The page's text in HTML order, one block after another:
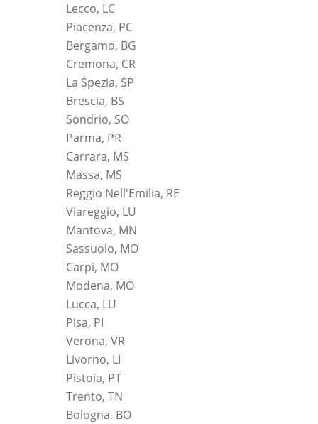
Lecco, LC
Piacenza, PC
Bergamo, BG
Cremona, CR
La Spezia, SP
Brescia, BS
Sondrio, SO
Parma, PR
Carrara, MS
Massa, MS
Reggio Nell'Emilia, RE
Viareggio, LU
Mantova, MN
Sassuolo, MO
Carpi, MO
Modena, MO
Lucca, LU
Pisa, PI
Verona, VR
Livorno, LI
Pistoia, PT
Trento, TN
Bologna, BO